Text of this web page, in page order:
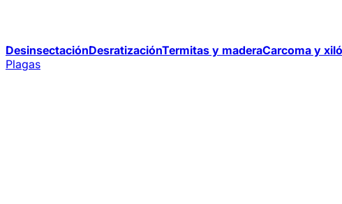
DesinsectaciónDesratizaciónTermitas y maderaCarcoma y
Plagas